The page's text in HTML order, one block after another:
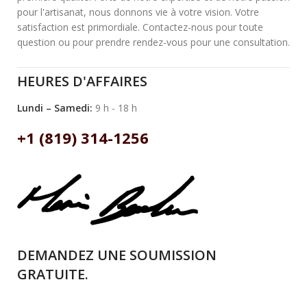
pour l'artisanat, nous donnons vie à votre vision. Votre
satisfaction est primordiale. Contactez-nous pour toute
question ou pour prendre rendez-vous pour une consultation.
HEURES D'AFFAIRES
Lundi – Samedi: 9 h - 18 h
+1 (819) 314-1256
DEMANDEZ UNE SOUMISSION
GRATUITE.